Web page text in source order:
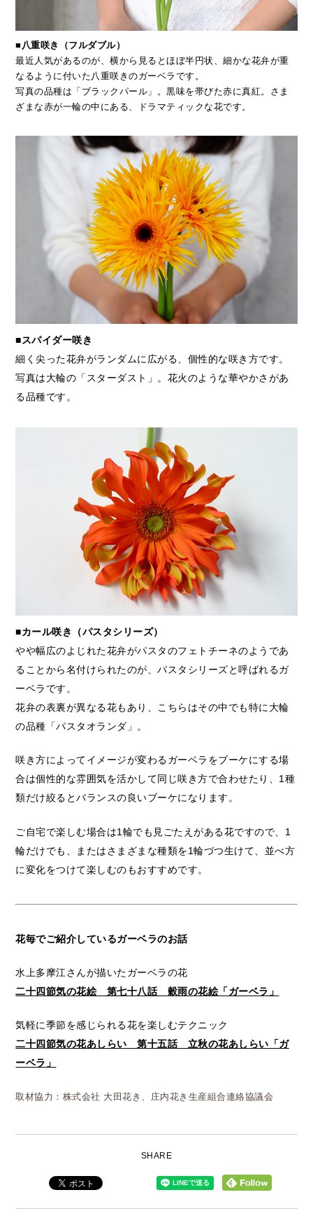
■八重咲き（フルダブル）
最近人気があるのが、横から見るとほぼ半円状、細かな花弁が重
なるように付いた八重咲きのガーベラです。
写真の品種は「ブラックパール」。黒味を帯びた赤に真紅。さま
ざまな赤が一輪の中にある、ドラマティックな花です。
■スパイダー咲き
細く尖った花弁がランダムに広がる、個性的な咲き方です。
写真は大輪の「スターダスト」。花火のような華やかさがあ
る品種です。
■カール咲き（パスタシリーズ）
やや幅広のよじれた花弁がパスタのフェトチーネのようであ
ることから名付けられたのが、パスタシリーズと呼ばれるガ
ーベラです。
花弁の表裏が異なる花もあり、こちらはその中でも特に大輪
の品種「パスタオランダ」。
咲き方によってイメージが変わるガーベラをブーケにする場
合は個性的な雰囲気を活かして同じ咲き方で合わせたり、1種
類だけ絞るとバランスの良いブーケになります。
ご自宅で楽しむ場合は1輪でも見ごたえがある花ですので、1
輪だけでも、またはさまざまな種類を1輪づつ生けて、並べ方
に変化をつけて楽しむのもおすすめです。
花毎でご紹介しているガーベラのお話
水上多摩江さんが描いたガーベラの花
二十四節気の花絵 第七十八話 穀雨の花絵「ガーベラ」
気軽に季節を感じられる花を楽しむテクニック
二十四節気の花あしらい 第十五話 立秋の花あしらい「ガ
ーベラ」
取材協力：株式会社 大田花き、庄内花き生産組合連絡協議会
SHARE